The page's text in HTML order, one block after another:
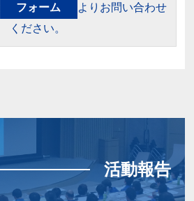
フォーム
よりお問い合わせ
ください。
活動報告